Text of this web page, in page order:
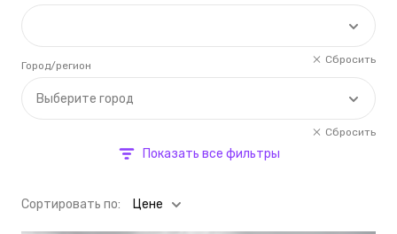
Сбросить
Выберите город
Город/регион
Сбросить
Показать все фильтры
Cортировать по: Цене